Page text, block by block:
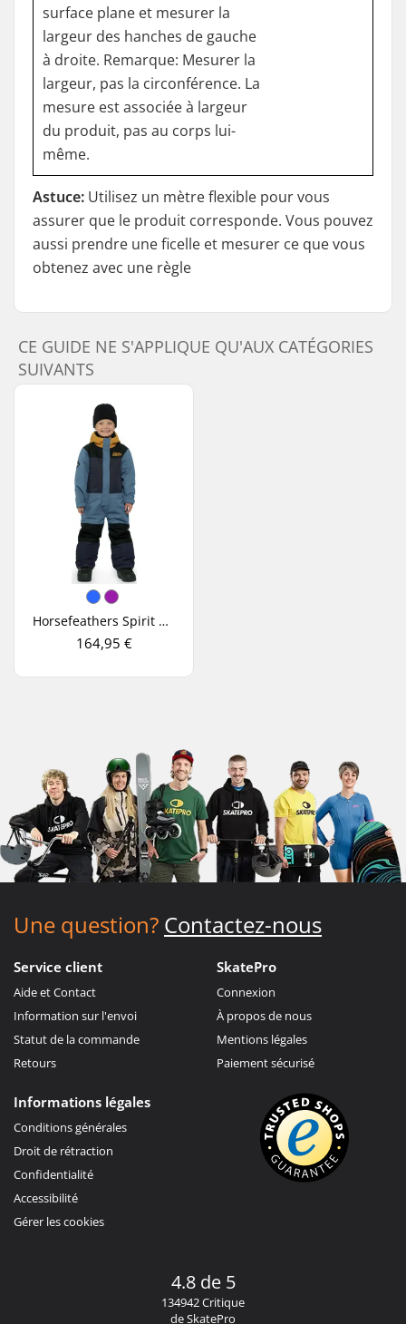
surface plane et mesurer la
largeur des hanches de gauche
à droite. Remarque: Mesurer la
largeur, pas la circonférence. La
mesure est associée à largeur
du produit, pas au corps lui-
même.
Astuce: Utilisez un mètre flexible pour vous
assurer que le produit corresponde. Vous pouvez
aussi prendre une ficelle et mesurer ce que vous
obtenez avec une règle
CE GUIDE NE S'APPLIQUE QU'AUX CATÉGORIES
SUIVANTS
Horsefeathers Spirit Enfants Overall Combinaison De Ski
164,95 €
Une question? Contactez-nous
Service client
Aide et Contact
Information sur l'envoi
Statut de la commande
Retours
SkatePro
Connexion
À propos de nous
Mentions légales
Paiement sécurisé
Informations légales
Conditions générales
Droit de rétraction
Confidentialité
Accessibilité
Gérer les cookies
4.8 de 5
134942 Critique
de SkatePro